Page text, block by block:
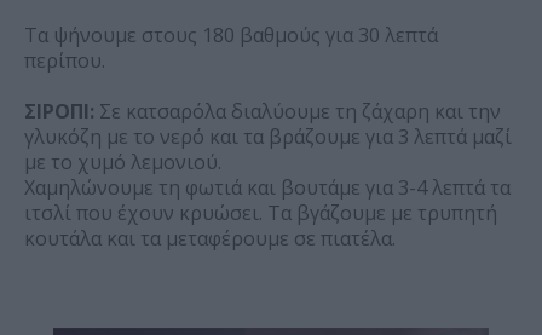
Τα ψήνουμε στους 180 βαθμούς για 30 λεπτά
περίπου.
ΣΙΡΟΠΙ: Σε κατσαρόλα διαλύουμε τη ζάχαρη και την
γλυκόζη με το νερό και τα βράζουμε για 3 λεπτά μαζί
με το χυμό λεμονιού.
Χαμηλώνουμε τη φωτιά και βουτάμε για 3-4 λεπτά τα
ιτσλί που έχουν κρυώσει. Τα βγάζουμε με τρυπητή
κουτάλα και τα μεταφέρουμε σε πιατέλα.